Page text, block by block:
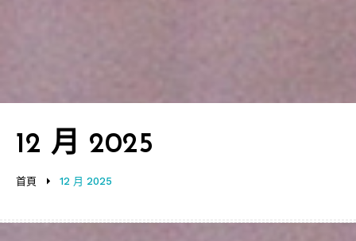
首頁 12 月 2025
12 月 2025